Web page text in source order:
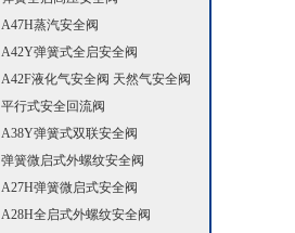
A47H蒸汽安全阀
A42Y弹簧式全启安全阀
A42F液化气安全阀 天然气安全阀
平行式安全回流阀
A38Y弹簧式双联安全阀
弹簧微启式外螺纹安全阀
A27H弹簧微启式安全阀
A28H全启式外螺纹安全阀